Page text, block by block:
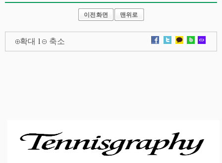
이전화면 맨위로
확대 l 축소